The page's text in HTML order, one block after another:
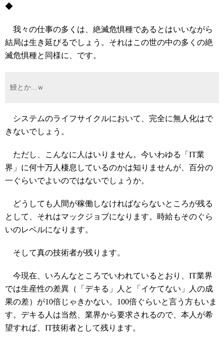
◆
我々の仕事の多くは、絶滅危惧種であるとはいいながら
結局は生き延びるでしょう。それはこの世の中の多くの絶
滅危惧種と同様に、です。
鰻とか...ｗ
システムのライフサイクルにおいて、完全に無人化はで
きないでしょう。
ただし、こんなに人はいりません。今いわゆる「IT業
界」に何十万人棲息しているのかは知りませんが、百分の
一ぐらいでよいのではないでしょうか。
どうしても人間が稼働しなければならないところが残る
として、それはマックジョブになります。時給もそのぐら
いのレベルになります。
そして真の技術者が残ります。
今現在、いろんなところでいわれているとおり、IT業界
では生産性の差異（「デキる」人と「イケてない」人の成
果の差）が10倍じゃきかない。100倍ぐらいと言う方もいま
す。デキる人は当然、業界から要求されるので、本人が希
望すれば、IT技術者として残ります。